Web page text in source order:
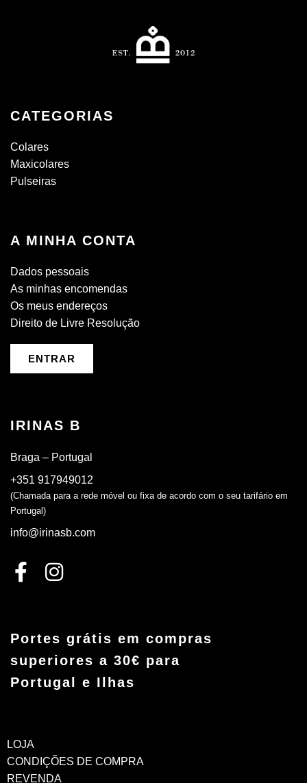
CATEGORIAS
Colares
Maxicolares
Pulseiras
A MINHA CONTA
Dados pessoais
As minhas encomendas
Os meus endereços
Direito de Livre Resolução
ENTRAR
IRINAS B
Braga – Portugal
+351 917949012
(Chamada para a rede móvel ou fixa de acordo com o seu tarifário em
Portugal)
info@irinasb.com
Portes grátis em compras
superiores a 30€ para
Portugal e Ilhas
LOJA
CONDIÇÕES DE COMPRA
REVENDA